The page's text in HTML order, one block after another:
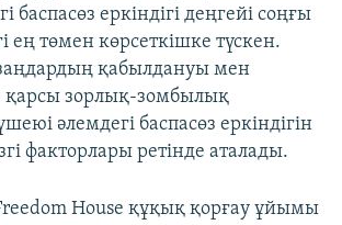
баспасөз еркіндігі деңгейі соңғы
ең төмен көрсеткішке түскен.
қабылдануы мен
қарсы зорлық-зомбылық
әлемдегі баспасөз еркіндігін
факторлары ретінде аталады.
House құқық қорғау ұйымы